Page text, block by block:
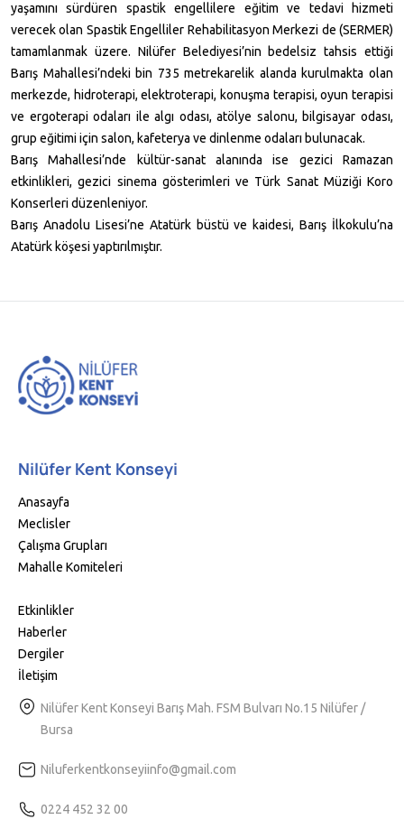
yaşamını sürdüren spastik engellilere eğitim ve tedavi hizmeti
verecek olan Spastik Engelliler Rehabilitasyon Merkezi de (SERMER)
tamamlanmak üzere. Nilüfer Belediyesi’nin bedelsiz tahsis ettiği
Barış Mahallesi’ndeki bin 735 metrekarelik alanda kurulmakta olan
merkezde, hidroterapi, elektroterapi, konuşma terapisi, oyun terapisi
ve ergoterapi odaları ile algı odası, atölye salonu, bilgisayar odası,
grup eğitimi için salon, kafeterya ve dinlenme odaları bulunacak.
Barış Mahallesi’nde kültür-sanat alanında ise gezici Ramazan
etkinlikleri, gezici sinema gösterimleri ve Türk Sanat Müziği Koro
Konserleri düzenleniyor.
Barış Anadolu Lisesi’ne Atatürk büstü ve kaidesi, Barış İlkokulu’na
Atatürk köşesi yaptırılmıştır.
Nilüfer Kent Konseyi
Anasayfa
Meclisler
Çalışma Grupları
Mahalle Komiteleri
Etkinlikler
Haberler
Dergiler
İletişim
Nilüfer Kent Konseyi Barış Mah. FSM Bulvarı No.15 Nilüfer /
Bursa
Niluferkentkonseyiinfo@gmail.com
0224 452 32 00